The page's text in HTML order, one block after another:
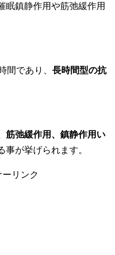
眠鎮静作用や筋弛緩作用
間であり、 長時間型の抗
筋弛緩作用、鎮静作用い
事が挙げられます。
ーリンク